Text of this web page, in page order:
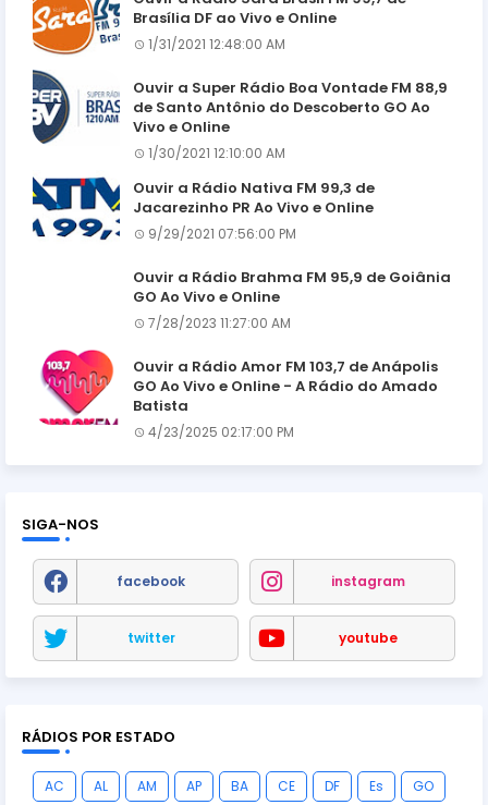
Brasília DF ao Vivo e Online
1/31/2021 12:48:00 AM
Ouvir a Super Rádio Boa Vontade FM 88,9
de Santo Antônio do Descoberto GO Ao
Vivo e Online
1/30/2021 12:10:00 AM
Ouvir a Rádio Nativa FM 99,3 de
Jacarezinho PR Ao Vivo e Online
9/29/2021 07:56:00 PM
Ouvir a Rádio Brahma FM 95,9 de Goiânia
GO Ao Vivo e Online
7/28/2023 11:27:00 AM
Ouvir a Rádio Amor FM 103,7 de Anápolis
GO Ao Vivo e Online - A Rádio do Amado
Batista
4/23/2025 02:17:00 PM
SIGA-NOS
facebook instagram
twitter youtube
RÁDIOS POR ESTADO
AC AL AM AP BA CE DF Es
GO